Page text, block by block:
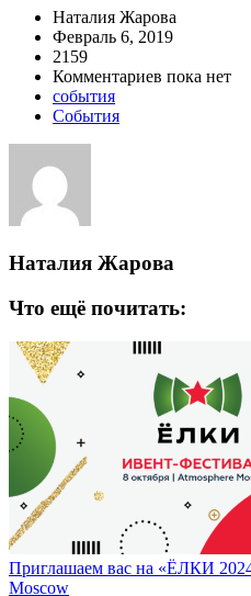
Наталия Жарова
Февраль 6, 2019
2159
Комментариев пока нет
события
События
Наталия Жарова
Что ещё почитать:
Приглашаем вас на «ЁЛКИ
Moscow